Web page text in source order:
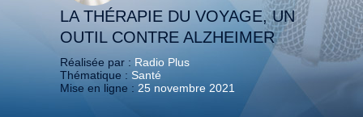
LA THÉRAPIE DU VOYAGE, UN
OUTIL CONTRE ALZHEIMER
Réalisée par : Radio Plus
Thématique : Santé
Mise en ligne : 25 novembre 2021